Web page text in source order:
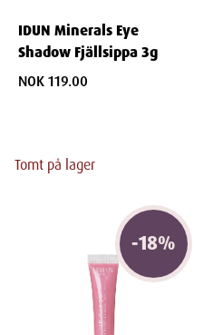
IDUN Minerals Eye
Shadow Fjällsippa 3g
NOK 119.00
Tomt på lager
-18%